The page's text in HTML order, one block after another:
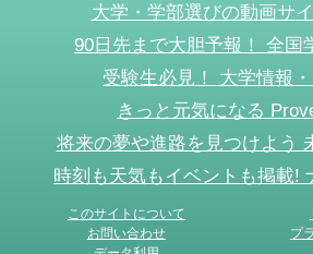
大学・学部選びの動画サ
90日先まで大胆予報！ 全国
受験生必見！ 大学情報
きっと元気になる
将来の夢や進路を見つけよう
時刻も天気もイベントも掲載!
このサイトについて
お問い合わせ
プ